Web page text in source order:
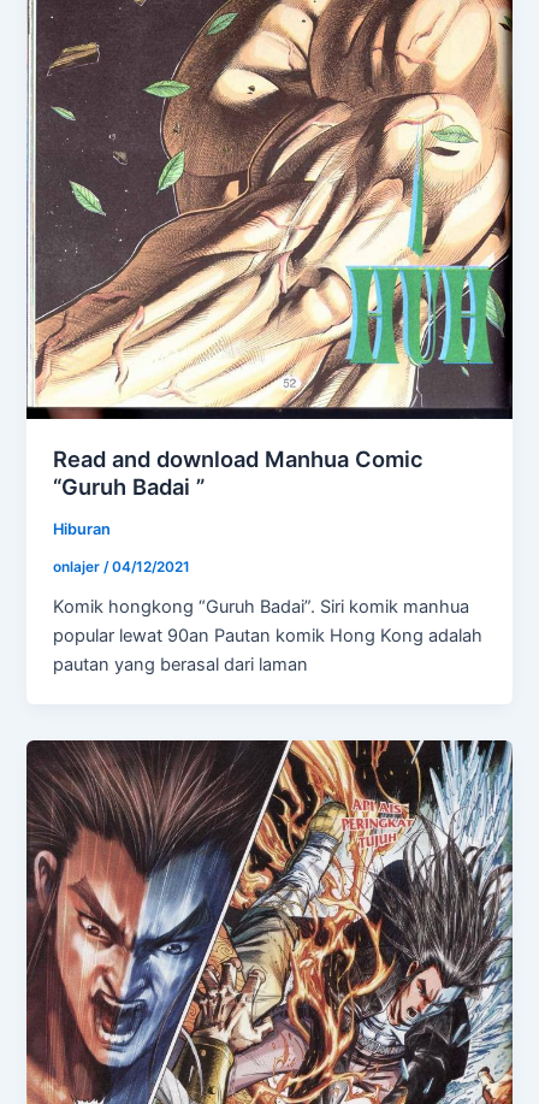
Read and download Manhua Comic
“Guruh Badai ”
Hiburan
onlajer /04/12/2021
Komik hongkong “Guruh Badai”. Siri komik manhua
popular lewat 90an Pautan komik Hong Kong adalah
pautan yang berasal dari laman